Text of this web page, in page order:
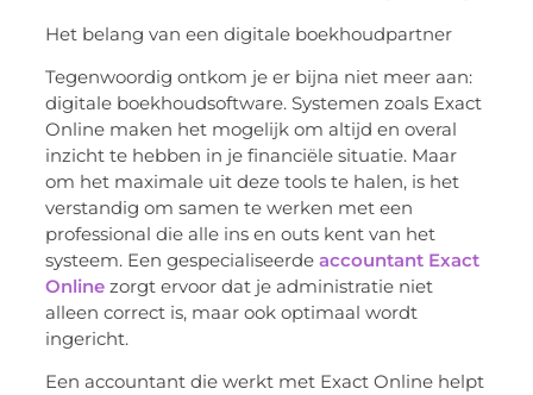
Het belang van een digitale boekhoudpartner
Tegenwoordig ontkom je er bijna niet meer aan:
digitale boekhoudsoftware. Systemen zoals Exact
Online maken het mogelijk om altijd en overal
inzicht te hebben in je financiële situatie. Maar
om het maximale uit deze tools te halen, is het
verstandig om samen te werken met een
professional die alle ins en outs kent van het
systeem. Een gespecialiseerdeaccountant Exact
Online zorgt ervoor dat je administratie niet
alleen correct is, maar ook optimaal wordt
ingericht.
Een accountant die werkt met Exact Online helpt